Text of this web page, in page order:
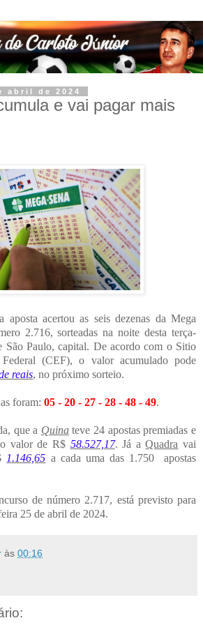
abril de 2024
e vai pagar mais
aposta acertou as seis dezenas da Mega
2.716, sorteadas na noite desta terça-
São Paulo, capital. De acordo com o Sitio
(CEF), o valor acumulado pode
reais, no próximo sorteio.
foram: 05 - 20 - 27 - 28 - 48 - 49.
que a Quina teve 24 apostas premiadas e
valor de R$ 58.527,17. Já aQuadra vai
1.146,65 a cada uma das 1.750 apostas
de número 2.717, está previsto para
25 de abril de 2024.
às 00:16